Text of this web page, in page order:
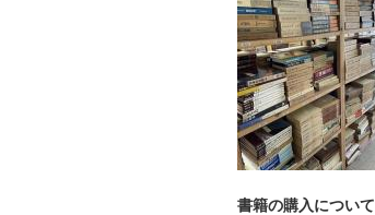
書籍の購入について